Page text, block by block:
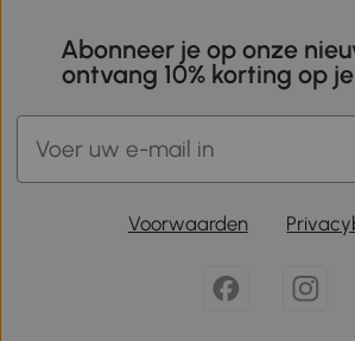
Abonneer je op onze
ontvang 10% korting op
Voorwaarden